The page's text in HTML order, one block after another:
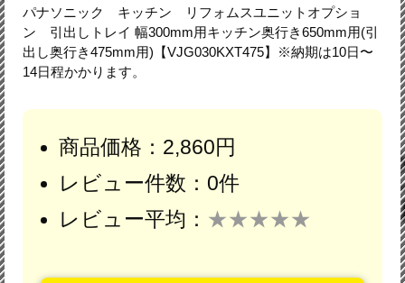
パナソニック キッチン リフォムスユニットオプショ
ン 引出しトレイ 幅300mm用キッチン奥行き650mm用(引
出し奥行き475mm用)【VJG030KXT475】※納期は10日〜
14日程かかります。
商品価格：2,860円
レビュー件数：0件
レビュー平均： ★★★★★